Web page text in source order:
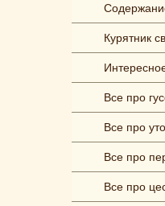
Курятник
Все про
Все про
Все про
Все про